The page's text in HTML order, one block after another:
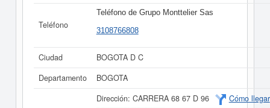
Teléfono
Teléfono de Grupo Monttelier Sas
3108766808
Ciudad
BOGOTA D C
Departamento
BOGOTA
Dirección: CARRERA 68 67 D 96 Cómo llegar